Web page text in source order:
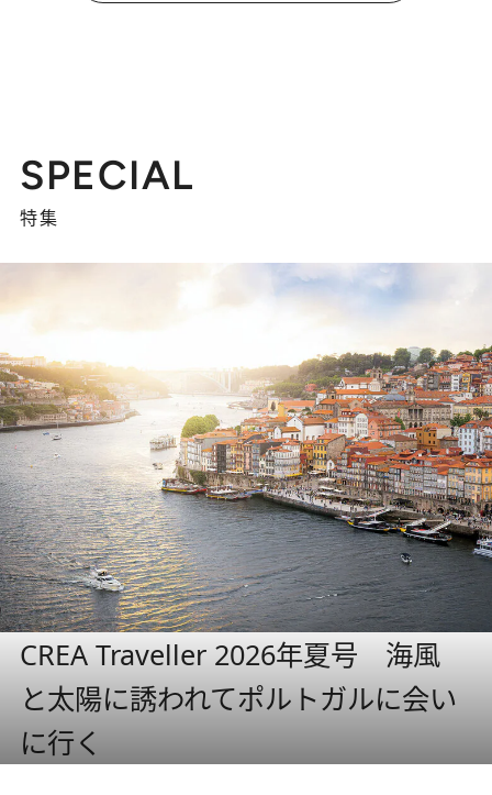
SPECIAL
特集
CREA Traveller 2026年夏号 海風
と太陽に誘われてポルトガルに会い
に行く